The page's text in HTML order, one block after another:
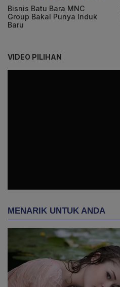
Bisnis Batu Bara MNC
Group Bakal Punya Induk
Baru
VIDEO PILIHAN